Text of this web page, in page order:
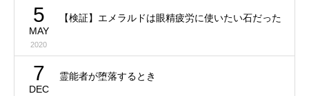
5
MAY
2020
【検証】エメラルドは眼精疲労に使いたい石だった
7
DEC
霊能者が堕落するとき